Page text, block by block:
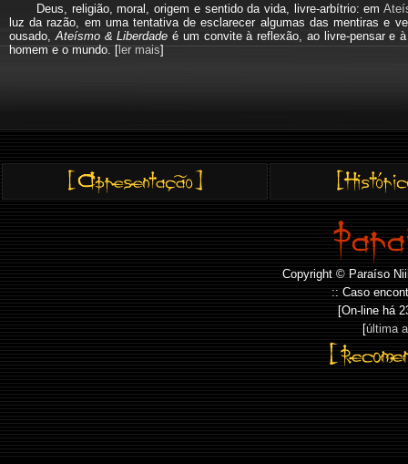
Deus, religião, moral, origem e sentido da vida, livre-arbítrio: em
luz da razão, em uma tentativa de esclarecer algumas das mentiras e
ousado, Ateísmo & Liberdade é um convite à reflexão, ao livre-pensar e
homem e o mundo. [ler mais]
Copyright © Paraíso
:: Caso
[On-line há
[última